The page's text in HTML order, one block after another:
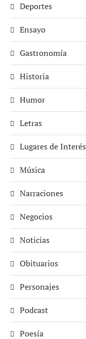
Deportes
Ensayo
Gastronomía
Historia
Humor
Letras
Lugares de Interés
Música
Narraciones
Negocios
Noticias
Obituarios
Personajes
Podcast
Poesía